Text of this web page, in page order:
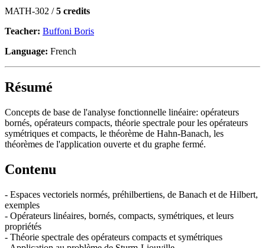
MATH-302 /5 credits
Teacher: Buffoni Boris
Language: French
Résumé
Concepts de base de l'analyse fonctionnelle linéaire: opérateurs
bornés, opérateurs compacts, théorie spectrale pour les opérateurs
symétriques et compacts, le théorème de Hahn-Banach, les
théorèmes de l'application ouverte et du graphe fermé.
Contenu
- Espaces vectoriels normés, préhilbertiens, de Banach et de Hilbert,
exemples
- Opérateurs linéaires, bornés, compacts, symétriques, et leurs
propriétés
- Théorie spectrale des opérateurs compacts et symétriques